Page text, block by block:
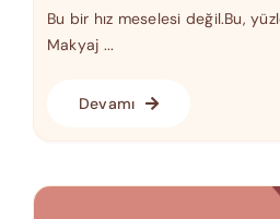
Bu bir hız meselesi değil.Bu,
Makyaj ...
Devamı